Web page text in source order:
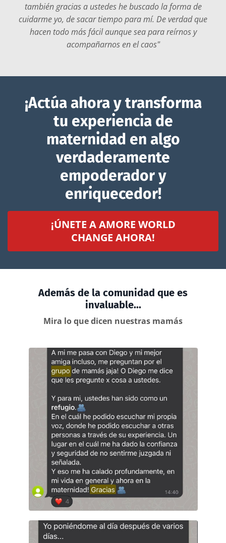
también gracias a ustedes he buscado la forma de
cuidarme yo, de sacar tiempo para mí. De verdad que
hacen todo más fácil aunque sea para reírnos y
acompañarnos en el caos"
¡Actúa ahora y transforma
tu experiencia de
maternidad en algo
verdaderamente
empoderador y
enriquecedor!
¡ÚNETE A AMORE WORLD
CHANGE AHORA!
Además de la comunidad que es
invaluable...
Mira lo que dicen nuestras mamás